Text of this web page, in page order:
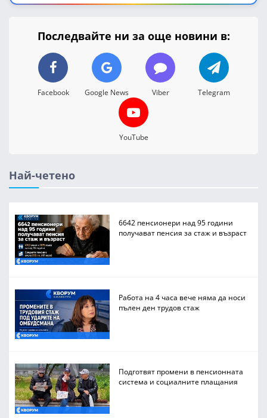
Последвайте ни за още новини в:
Facebook Google News Viber Telegram
YouTube
Най-четено
6642 пенсионери над 95 години
получават пенсия за стаж и възраст
Работа на 4 часа вече няма да носи
пълен ден трудов стаж
Подготвят промени в пенсионната
система и социалните плащания